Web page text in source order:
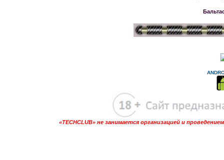
«TECHCLUB» не занимается организацией и